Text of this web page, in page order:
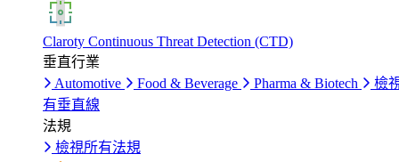
Claroty Continuous Threat Detection (CTD)
垂直行業
Automotive
Food & Beverage Pharma & Biotech
檢
有垂直線
法規
檢視所有法規